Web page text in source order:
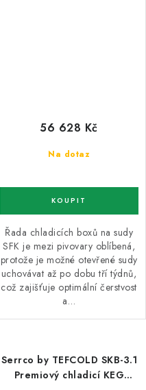
Na dotaz
56 628 Kč
Řada chladicích boxů na sudy
SFK je mezi pivovary oblíbená,
protože je možné otevřené sudy
uchovávat až po dobu tří týdnů,
což zajišťuje optimální čerstvost
a…
Serrco by TEFCOLD SKB-3.1
Premiový chladicí KEG